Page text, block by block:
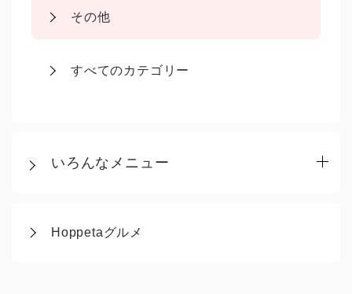
その他
すべてのカテゴリー
いろんなメニュー
Hoppetaグルメ